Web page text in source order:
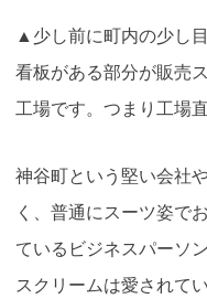
▲少し前に町内の少し
看板がある部分が販売
工場です。つまり工場
神谷町という堅い会社
く、普通にスーツ姿で
ているビジネスパーソ
スクリームは愛されて